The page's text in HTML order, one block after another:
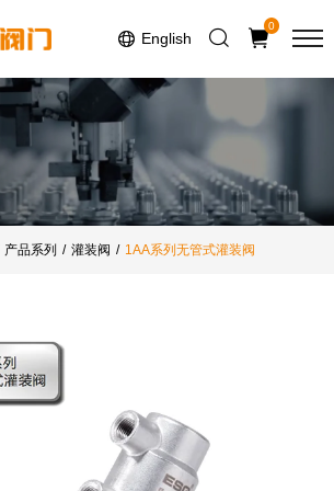
English
0
产品系列 灌装阀 1AA系列无管式灌装阀